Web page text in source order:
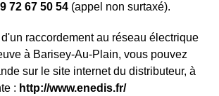
72 67 50 54 (appel non surtaxé).
raccordement au réseau électrique
à Barisey-Au-Plain, vous pouvez
sur le site internet du distributeur, à
: http://www.enedis.fr/